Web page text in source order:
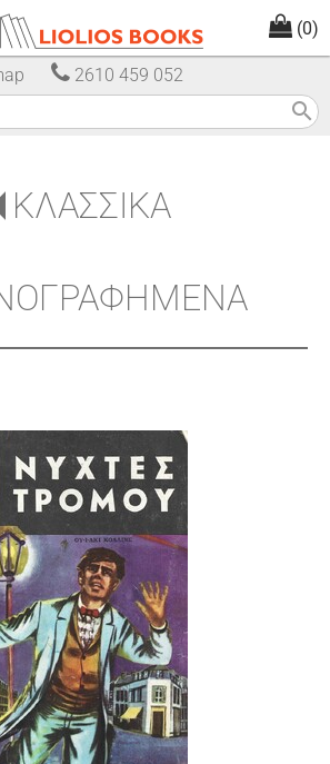
(0)
2610 459 052
search
ΚΛΑΣΣΙΚΑ